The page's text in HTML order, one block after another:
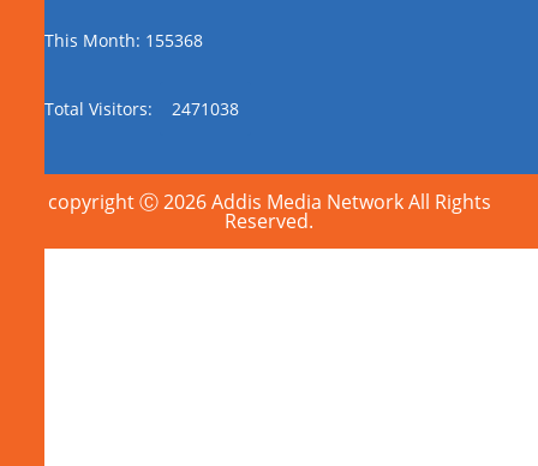
This Month: 155368
Total Visitors: 2471038
copyright Ⓒ 2026 Addis Media Network All Rights
Reserved.